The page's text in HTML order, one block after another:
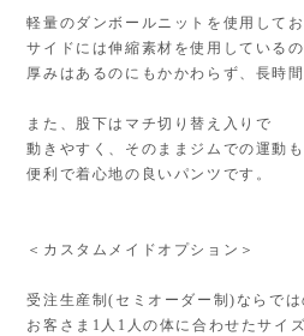
軽量のダンボールニットを使用してお
サイドには伸縮素材を使用している
厚みはあるのにもかかわらず、長時
また、股下はマチ切り替え入りで
動きやすく、そのままジムでの運動
便利で着心地の良いパンツです。
＜カスタムメイドオプション＞
受注生産制(セミオーダー制)ならでは
お客さま1人1人の体に合わせたサイ